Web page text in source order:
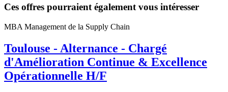
Ces offres pourraient également vous intéresser
MBA Management de la Supply Chain
Toulouse - Alternance - Chargé
d'Amélioration Continue & Excellence
Opérationnelle H/F